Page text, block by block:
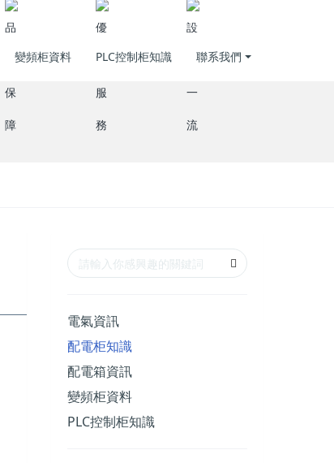
變頻柜資料 PLC控制柜知識 聯系我們
電氣資訊
配電柜知識
配電箱資訊
變頻柜資料
PLC控制柜知識